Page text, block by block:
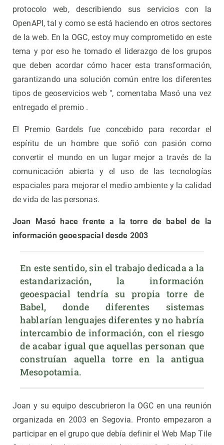
protocolo web, describiendo sus servicios con la
OpenAPI, tal y como se está haciendo en otros sectores
de la web. En la OGC, estoy muy comprometido en este
tema y por eso he tomado el liderazgo de los grupos
que deben acordar cómo hacer esta transformación,
garantizando una solución común entre los diferentes
tipos de geoservicios web ", comentaba Masó una vez
entregado el premio .
El Premio Gardels fue concebido para recordar el
espíritu de un hombre que soñó con pasión como
convertir el mundo en un lugar mejor a través de la
comunicación abierta y el uso de las tecnologías
espaciales para mejorar el medio ambiente y la calidad
de vida de las personas.
Joan Masó hace frente a la torre de babel de la
información geoespacial desde 2003
En este sentido, sin el trabajo dedicada a la
estandarización, la información
geoespacial tendría su propia torre de
Babel, donde diferentes sistemas
hablarían lenguajes diferentes y no habría
intercambio de información, con el riesgo
de acabar igual que aquellas personan que
construían aquella torre en la antigua
Mesopotamia.
Joan y su equipo descubrieron la OGC en una reunión
organizada en 2003 en Segovia. Pronto empezaron a
participar en el grupo que debía definir el Web Map Tile